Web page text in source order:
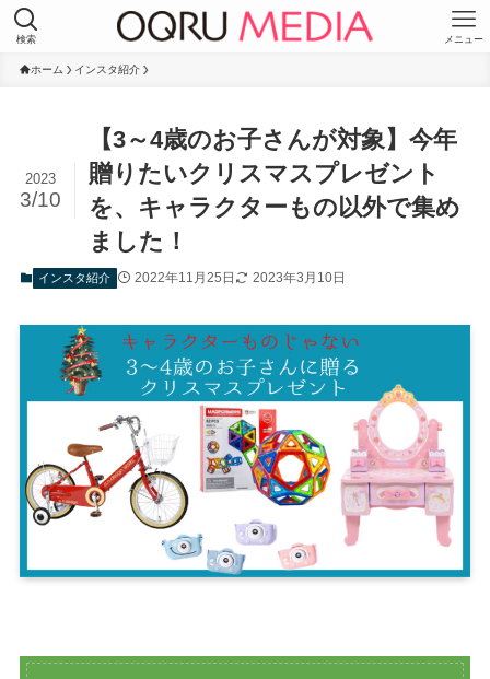
検索 メニュー
ホーム インスタ紹介
【3～4歳のお子さんが対象】今年
贈りたいクリスマスプレゼント
を、キャラクターもの以外で集め
ました！
2023
3/10
インスタ紹介 2022年11月25日 2023年3月10日